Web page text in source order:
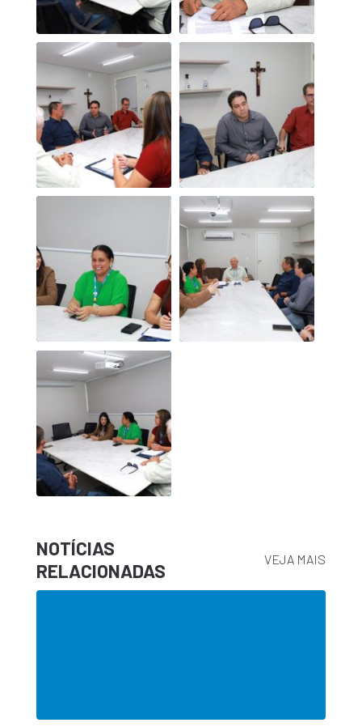
NOTÍCIAS
RELACIONADAS
VEJA MAIS